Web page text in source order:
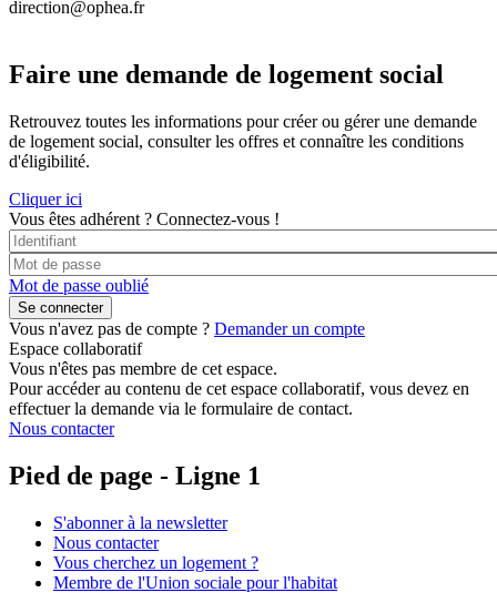
direction@ophea.fr
Faire une demande de logement social
Retrouvez toutes les informations pour créer ou gérer une demande
de logement social, consulter les offres et connaître les conditions
d'éligibilité.
Cliquer ici
Vous êtes adhérent ? Connectez-vous !
Mot de passe oublié
Vous n'avez pas de compte ? Demander un compte
Espace collaboratif
Vous n'êtes pas membre de cet espace.
Pour accéder au contenu de cet espace collaboratif, vous devez en
effectuer la demande via le formulaire de contact.
Nous contacter
Pied de page - Ligne 1
S'abonner à la newsletter
Nous contacter
Vous cherchez un logement ?
Membre de l'Union sociale pour l'habitat